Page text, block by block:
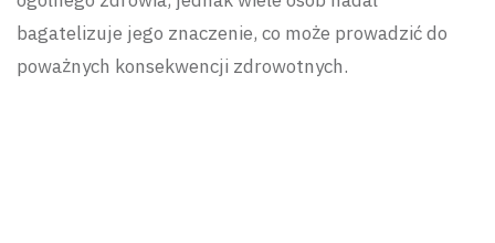
bagatelizuje jego znaczenie, co może prowadzić do
poważnych konsekwencji zdrowotnych.